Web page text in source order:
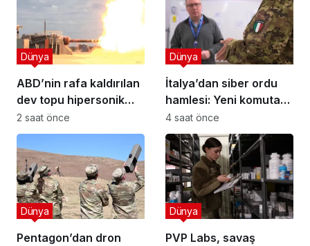
ABD’nin rafa kaldırılan
dev topu hipersonik
çağ için döndü!
Dünya
2 saat önce
İtalya’dan siber ordu
hamlesi: Yeni komuta
ve kariyer yolu!
Dünya
4 saat önce
Pentagon’dan dron
Dünya
PVP Labs, savaş
Dünya